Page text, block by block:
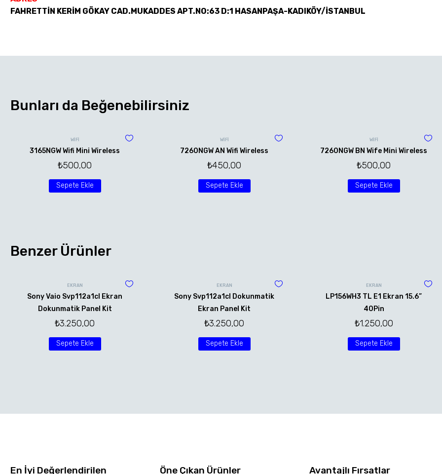
FAHRETTİN KERİM GÖKAY CAD.MUKADDES APT.NO:63 D:1 HASANPAŞA-KADIKÖY/İSTANBUL
Bunları da Beğenebilirsiniz
WİFİ
3165NGW Wifi Mini Wireless
₺500,00
Sepete Ekle
WİFİ
7260NGW AN Wifi Wireless
₺450,00
Sepete Ekle
WİFİ
7260NGW BN Wife Mini Wireless
₺500,00
Sepete Ekle
Benzer Ürünler
EKRAN
Sony Vaio Svp112a1cl Ekran
Dokunmatik Panel Kit
₺3.250,00
Sepete Ekle
EKRAN
Sony Svp112a1cl Dokunmatik
Ekran Panel Kit
₺3.250,00
Sepete Ekle
EKRAN
LP156WH3 TL E1 Ekran 15.6”
40Pin
₺1.250,00
Sepete Ekle
En İyi Değerlendirilen Öne Çıkan Ürünler Avantajlı Fırsatlar